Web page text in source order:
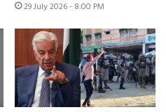
29 July 2026 - 8:00 PM